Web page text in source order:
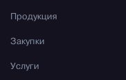
Продукция
Закупки
Услуги